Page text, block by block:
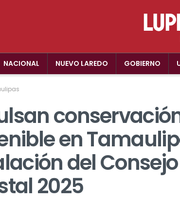
NACIONAL NUEVO LAREDO GOBIERNO
en
del
2025